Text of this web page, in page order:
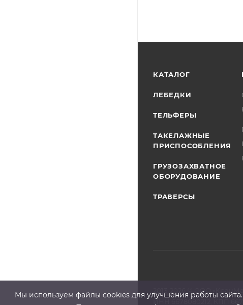
КАТАЛОГ
ЛЕБЕДКИ
ТЕЛЬФЕРЫ
ТАКЕЛАЖНЫЕ
ПРИСПОСОБЛЕНИЯ
ГРУЗОЗАХВАТНОЕ
ОБОРУДОВАНИЕ
ТРАВЕРСЫ
ООО
ИНН 6678080212, КПП
Мы используем файлы cооkies для улучшения работы